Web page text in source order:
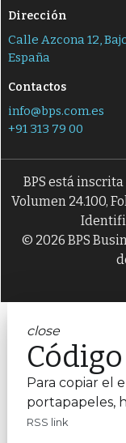
Dirección
Calle Azcona 12,
España
Contactos
info@bps.com.es
+91 313 79 00
BPS está
Volumen 24.100,
© 2026 BPS
close
Para copiar el
portapapeles,
RSS link